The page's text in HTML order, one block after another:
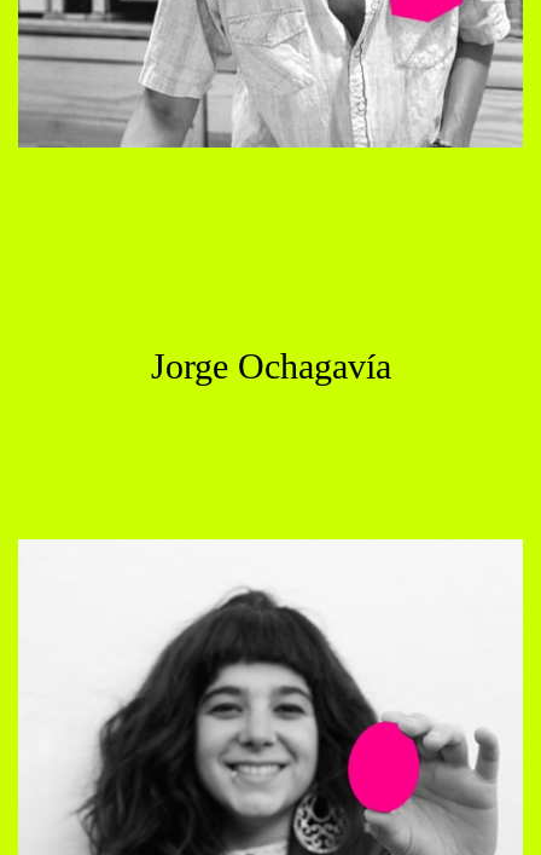
Jorge Ochagavía